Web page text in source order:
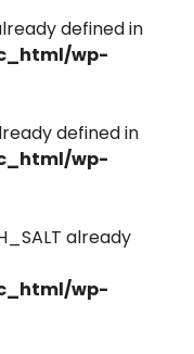
defined in
wp-
defined in
wp-
already
wp-